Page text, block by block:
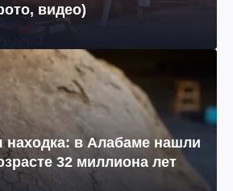
видео)
находка: в Алабаме нашли
32 миллиона лет